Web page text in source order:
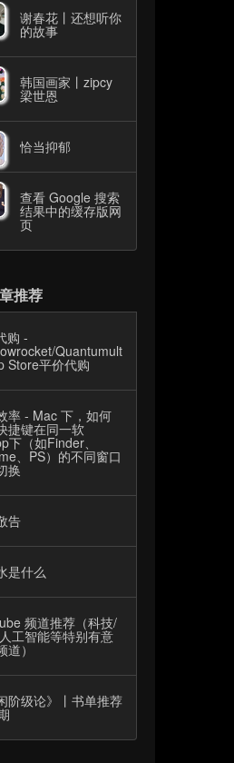
谢春花丨还想听你
的故事
韩国画家丨zipcy
梁世恩
恰当抑郁
查看 Google 搜索
结果中的缓存版网
页
推荐
购 -
Quantumult/Quantumult
Store平价代购
率 - Mac 下，如何
捷键在同一软
下（如Finder、
、PS）的不同窗口
换
告
是什么
频道推荐（科技/
工智能等特别有意
）
阶级论》丨书单推荐